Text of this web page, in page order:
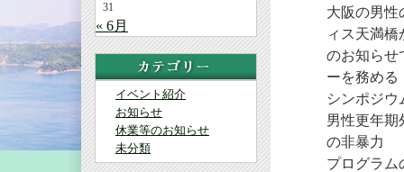
31
« 6月
イベント紹介
お知らせ
休業等のお知らせ
未分類
大阪の男性
ィス天満橋
のお知らせ
ーを務める
シンポジウ
男性更年期
の非暴力
プログラム